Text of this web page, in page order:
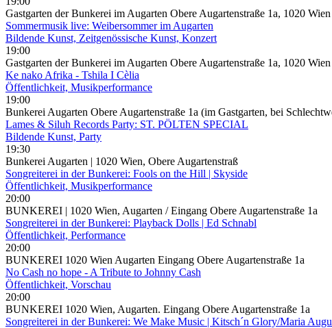
Gastgarten der Bunkerei im Augarten Obere Augartenstraße 1a, 1020 Wien
Sommermusik live: Weibersommer im Augarten
Bildende Kunst, Zeitgenössische Kunst, Konzert
19:00
Gastgarten der Bunkerei im Augarten Obere Augartenstraße 1a, 1020
Ke nako Afrika - Tshila I Cèlia
Öffentlichkeit, Musikperformance
19:00
Bunkerei Augarten Obere Augartenstraße 1a (im Gastgarten, bei
Lames & Siluh Records Party: ST. PÖLTEN SPECIAL
Bildende Kunst, Party
19:30
Bunkerei Augarten | 1020 Wien, Obere Augartenstraß
Songreiterei in der Bunkerei: Fools on the Hill | Skyside
Öffentlichkeit, Musikperformance
20:00
BUNKEREI | 1020 Wien, Augarten / Eingang Obere Augartenstraße 1a
Songreiterei in der Bunkerei: Playback Dolls | Ed Schnabl
Öffentlichkeit, Performance
20:00
BUNKEREI 1020 Wien Augarten Eingang Obere Augartenstraße 1a
No Cash no hope - A Tribute to Johnny Cash
Öffentlichkeit, Vorschau
20:00
BUNKEREI 1020 Wien, Augarten. Eingang Obere Augartenstraße 1a
Songreiterei in der Bunkerei: We Make Music | Kitsch´n Glory/Maria